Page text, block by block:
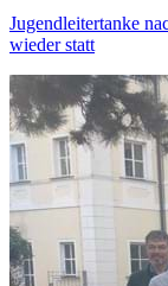
Jugendleitertanke
wieder statt